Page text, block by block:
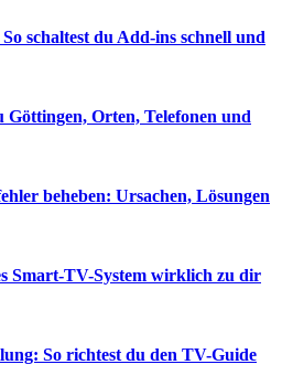
schaltest du Add-ins schnell und
Orten, Telefonen und
beheben: Ursachen, Lösungen
Smart-TV-System wirklich zu dir
So richtest du den TV-Guide